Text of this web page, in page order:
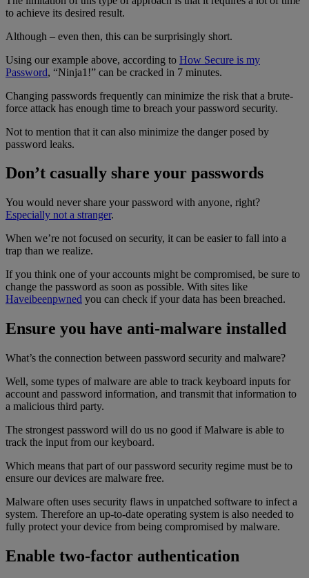
to achieve its desired result.
Although – even then, this can be surprisingly short.
Using our example above, according to How Secure is my
Password, “Ninja1!” can be cracked in 7 minutes.
Changing passwords frequently can minimize the risk that a brute-
force attack has enough time to breach your password security.
Not to mention that it can also minimize the danger posed by
password leaks.
Don’t casually share your passwords
You would never share your password with anyone, right?
Especially not a stranger.
When we’re not focused on security, it can be easier to fall into a
trap than we realize.
If you think one of your accounts might be compromised, be sure to
change the password as soon as possible. With sites like
Haveibeenpwned you can check if your data has been breached.
Ensure you have anti-malware installed
What’s the connection between password security and malware?
Well, some types of malware are able to track keyboard inputs for
account and password information, and transmit that information to
a malicious third party.
The strongest password will do us no good if Malware is able to
track the input from our keyboard.
Which means that part of our password security regime must be to
ensure our devices are malware free.
Malware often uses security flaws in unpatched software to infect a
system. Therefore an up-to-date operating system is also needed to
fully protect your device from being compromised by malware.
Enable two-factor authentication